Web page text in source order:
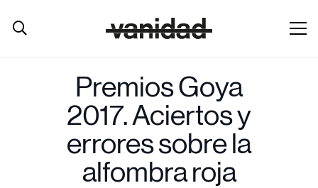
Premios Goya
2017. Aciertos y
errores sobre la
alfombra roja